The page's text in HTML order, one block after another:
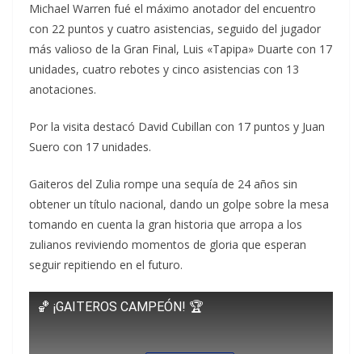
Michael Warren fué el máximo anotador del encuentro
con 22 puntos y cuatro asistencias, seguido del jugador
más valioso de la Gran Final, Luis «Tapipa» Duarte con 17
unidades, cuatro rebotes y cinco asistencias con 13
anotaciones.
Por la visita destacó David Cubillan con 17 puntos y Juan
Suero con 17 unidades.
Gaiteros del Zulia rompe una sequía de 24 años sin
obtener un título nacional, dando un golpe sobre la mesa
tomando en cuenta la gran historia que arropa a los
zulianos reviviendo momentos de gloria que esperan
seguir repitiendo en el futuro.
🏀 ¡GAITEROS CAMPEÓN! 🏆